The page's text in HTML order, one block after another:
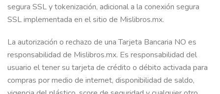
segura SSL y tokenización, adicional a la conexión segura
SSL implementada en el sitio de Mislibros.mx.
La autorización o rechazo de una Tarjeta Bancaria NO es
responsabilidad de Mislibros.mx. Es responsabilidad del
usuario el tener su tarjeta de crédito o débito activada para
compras por medio de internet, disponibilidad de saldo,